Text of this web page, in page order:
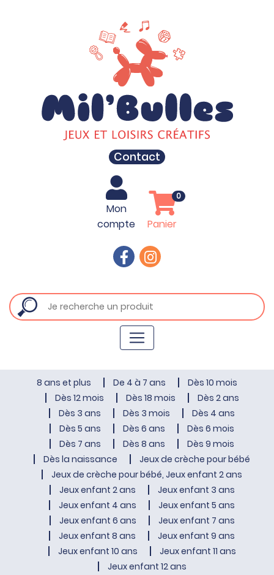
Contact
Mon
compte
Panier
0
8 ans et plus De 4 à 7 ans
Dès 10 mois
Dès 12 mois
Dès 18 mois
Dès 2 ans
Dès 3 ans
Dès 3 mois
Dès 4 ans
Dès 5 ans
Dès 6 ans
Dès 6 mois
Dès 7 ans
Dès 8 ans
Dès 9 mois
Dès la naissance
Jeux de crèche pour bébé
Jeux de crèche pour bébé, Jeux enfant 2 ans
Jeux enfant 2 ans
Jeux enfant 3 ans
Jeux enfant 4 ans
Jeux enfant 5 ans
Jeux enfant 6 ans
Jeux enfant 7 ans
Jeux enfant 8 ans
Jeux enfant 9 ans
Jeux enfant 10 ans
Jeux enfant 11 ans
Jeux enfant 12 ans